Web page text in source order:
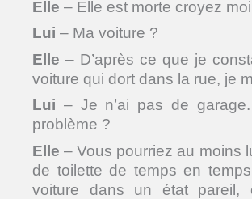
Elle – Elle est morte croyez
Lui – Ma voiture ?
Elle – D’après ce que je
voiture qui dort dans la rue, je
Lui – Je n’ai pas de
problème ?
Elle – Vous pourriez au moins
de toilette de temps en
voiture dans un état pareil,